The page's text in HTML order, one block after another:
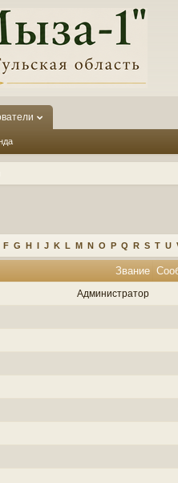
F G H I J K L M N O P Q R S T U
Звание
Администратор